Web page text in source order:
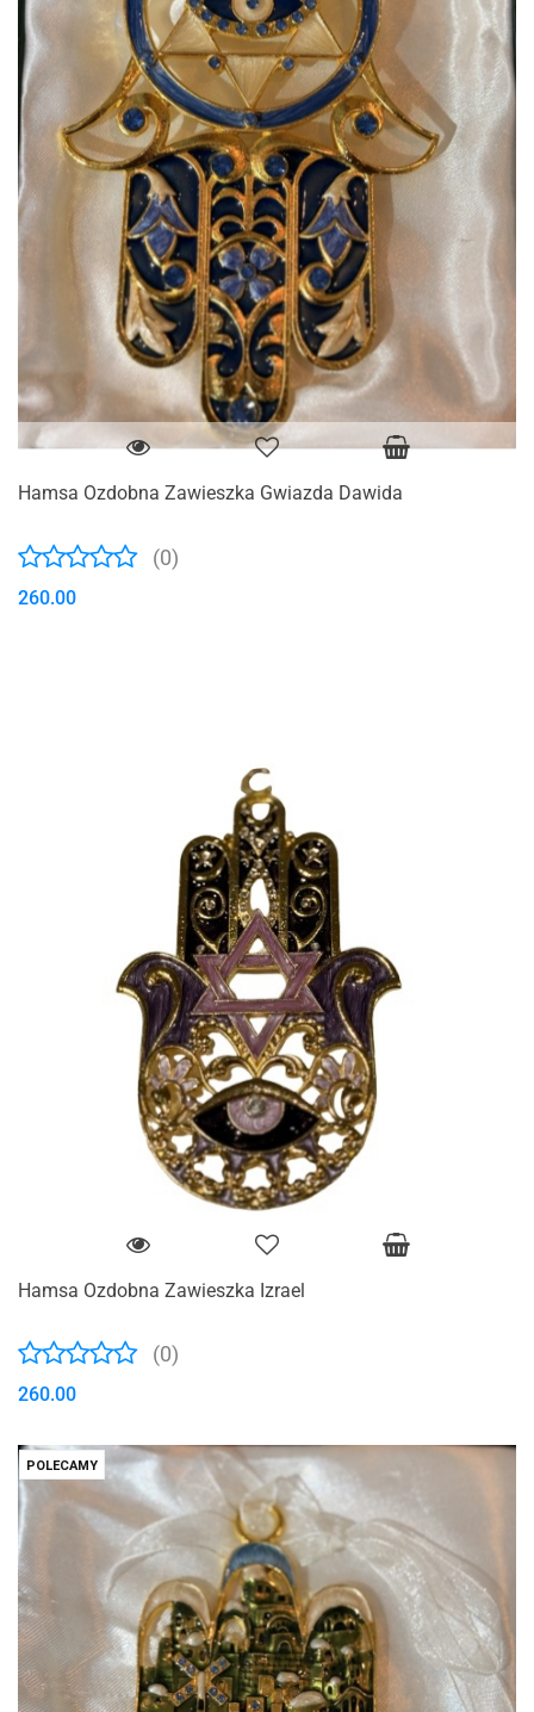
Hamsa Ozdobna Zawieszka Gwiazda Dawida
(0)
260.00
Hamsa Ozdobna Zawieszka Izrael
(0)
260.00
POLECAMY